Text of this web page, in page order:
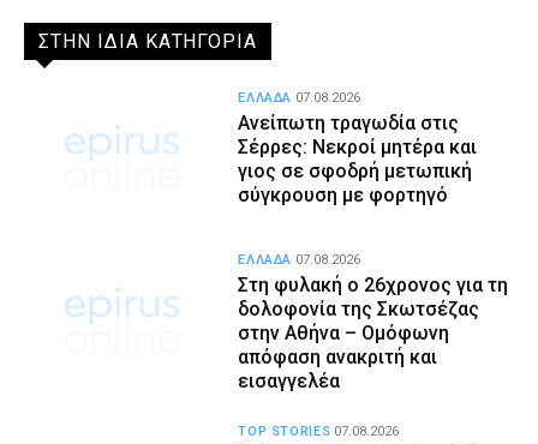
ΣΤΗΝ ΙΔΙΑ ΚΑΤΗΓΟΡΙΑ
Ανείπωτη τραγωδία στις
Σέρρες: Νεκροί μητέρα και
γιος σε σφοδρή μετωπική
σύγκρουση με φορτηγό
ΕΛΛΑΔΑ 07.08.2026
Στη φυλακή ο 26χρονος για τη
δολοφονία της Σκωτσέζας
στην Αθήνα – Ομόφωνη
απόφαση ανακριτή και
εισαγγελέα
ΕΛΛΑΔΑ 07.08.2026
TOP STORIES 07.08.2026